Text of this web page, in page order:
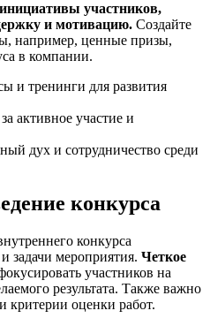
участников,
и мотивацию. Создайте
например, ценные призы,
в компании.
и тренинги для развития
активное участие и
дух и сотрудничество среди
конкурса
конкурса
задачи мероприятия. Четкое
участников на
результата. Также важно
критерии оценки работ.